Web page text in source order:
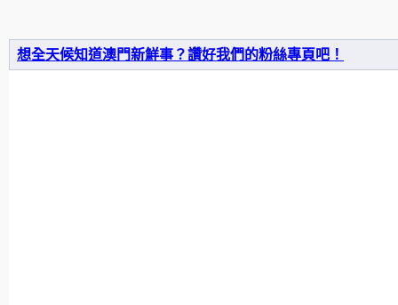
想全天候知道澳門新鮮事？讚好我們的粉絲專頁吧！